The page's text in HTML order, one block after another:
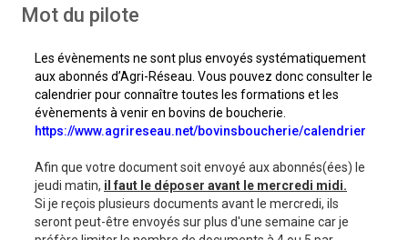
Mot du pilote
Les évènements ne sont plus envoyés systématiquement
aux abonnés d’Agri-Réseau. Vous pouvez donc consulter le
calendrier pour connaître toutes les formations et les
évènements à venir en bovins de boucherie.
https://www.agrireseau.net/bovinsboucherie/calendrier
Afin que votre document soit envoyé aux abonnés(ées) le
jeudi matin, il faut le déposer avant le mercredi midi.
Si je reçois plusieurs documents avant le mercredi, ils
seront peut-être envoyés sur plus d'une semaine car je